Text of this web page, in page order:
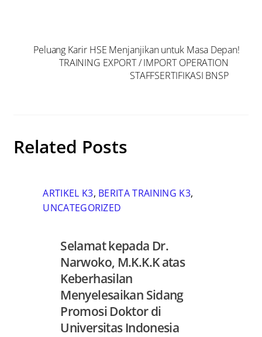
Peluang Karir HSE Menjanjikan untuk Masa Depan!
TRAINING EXPORT / IMPORT OPERATION
STAFFSERTIFIKASI BNSP
Related Posts
ARTIKEL K3, BERITA TRAINING K3,
UNCATEGORIZED
Selamat kepada Dr.
Narwoko, M.K.K.K atas
Keberhasilan
Menyelesaikan Sidang
Promosi Doktor di
Universitas Indonesia